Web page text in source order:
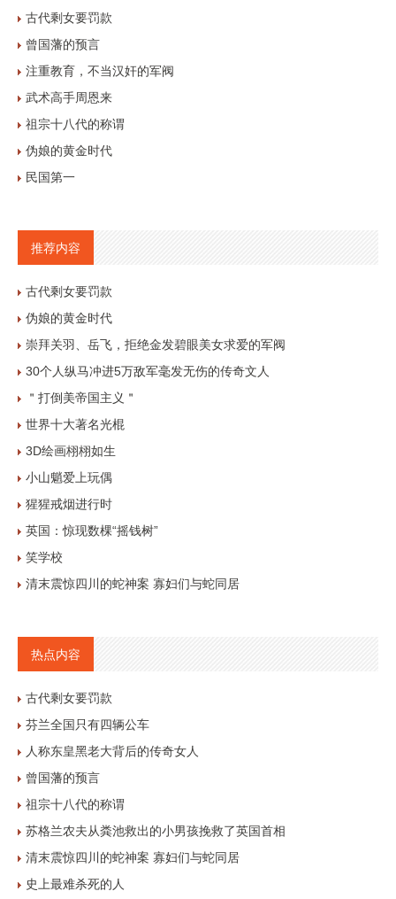
古代剩女要罚款
曾国藩的预言
注重教育，不当汉奸的军阀
武术高手周恩来
祖宗十八代的称谓
伪娘的黄金时代
民国第一
推荐内容
古代剩女要罚款
伪娘的黄金时代
崇拜关羽、岳飞，拒绝金发碧眼美女求爱的军阀
30个人纵马冲进5万敌军毫发无伤的传奇文人
＂打倒美帝国主义＂
世界十大著名光棍
3D绘画栩栩如生
小山魈爱上玩偶
猩猩戒烟进行时
英国：惊现数棵“摇钱树”
笑学校
清末震惊四川的蛇神案 寡妇们与蛇同居
热点内容
古代剩女要罚款
芬兰全国只有四辆公车
人称东皇黑老大背后的传奇女人
曾国藩的预言
祖宗十八代的称谓
苏格兰农夫从粪池救出的小男孩挽救了英国首相
清末震惊四川的蛇神案 寡妇们与蛇同居
史上最难杀死的人